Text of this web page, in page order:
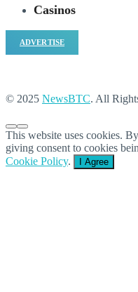
Casinos
ADVERTISE
© 2025 NewsBTC. All
This website uses cookies.
giving consent to cookies
Cookie Policy. I Agree